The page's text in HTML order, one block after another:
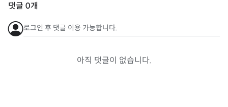
댓글 0개
로그인 후 댓글 이용 가능합니다.
아직 댓글이 없습니다.